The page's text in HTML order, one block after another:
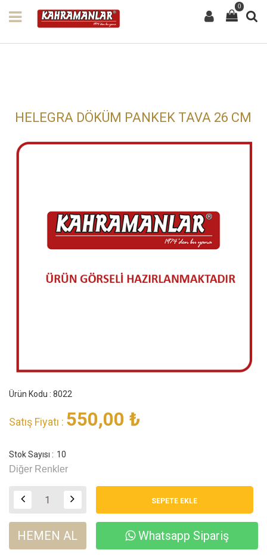
0
HELEGRA DÖKÜM PANKEK TAVA 26 CM
Ürün Kodu : 8022
Satış Fiyatı : 550,00 ₺
Stok Sayısı : 10
Diğer Renkler
HEMEN AL Whatsapp Sipariş